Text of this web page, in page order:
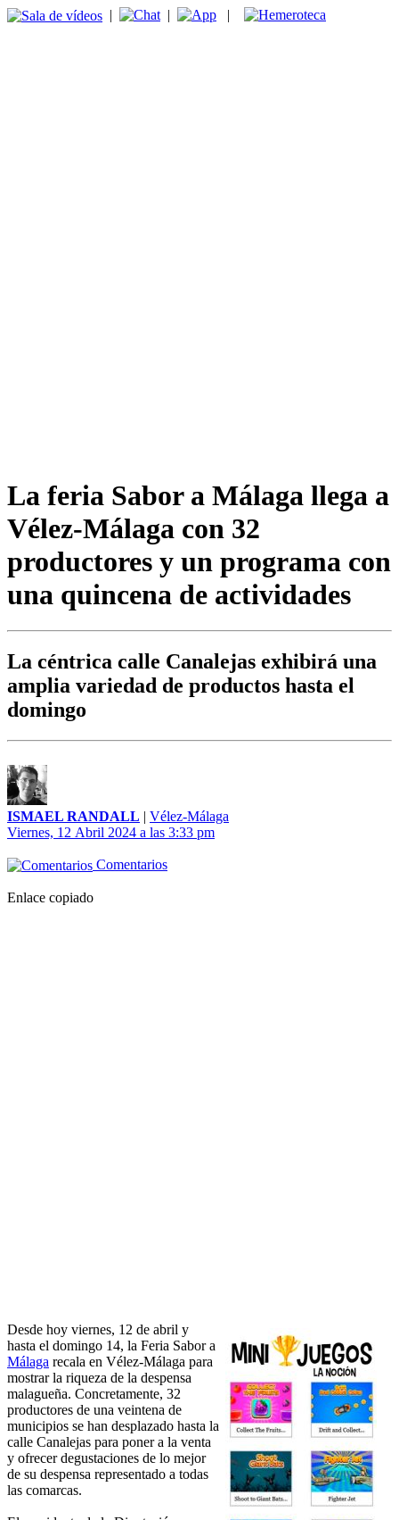
| | |
La feria Sabor a Málaga llega a
Vélez-Málaga con 32
productores y un programa con
una quincena de actividades
La céntrica calle Canalejas exhibirá una
amplia variedad de productos hasta el
domingo
ISMAEL RANDALL | Vélez-Málaga
Viernes, 12 Abril 2024 a las 3:33 pm
Comentarios
Enlace copiado
Desde hoy viernes, 12 de abril y
hasta el domingo 14, la Feria Sabor a
Málaga recala en Vélez-Málaga para
mostrar la riqueza de la despensa
malagueña. Concretamente, 32
productores de una veintena de
municipios se han desplazado hasta la
calle Canalejas para poner a la venta
y ofrecer degustaciones de lo mejor
de su despensa representado a todas
las comarcas.